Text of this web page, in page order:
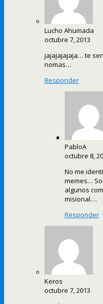
Lucho Ahumada
octubre 7, 2013
jajajajajaja… te
nomas…
Responder
PabloA
octubre 8,
No me
memes…
algunos
misional….
Responder
Keros
octubre 7, 2013